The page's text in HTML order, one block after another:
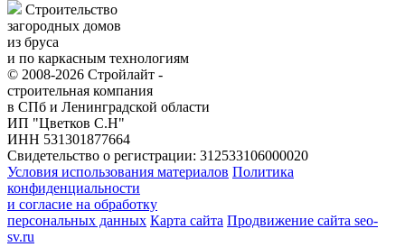
Строительство
загородных домов
из бруса
и по каркасным технологиям
© 2008-2026 Стройлайт -
строительная компания
в СПб и Ленинградской области
ИП "Цветков С.Н"
ИНН 531301877664
Свидетельство о регистрации: 312533106000020
Условия использования материалов Политика
конфиденциальности
и согласие на обработку
персональных данных Карта сайта Продвижение сайта seo-
sv.ru